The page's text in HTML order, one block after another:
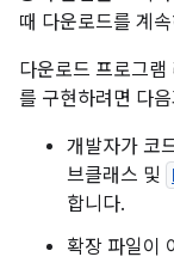
때 다운로드를 계
다운로드 프로그
를 구현하려면 다
개발자가 코
브클래스 및
합니다.
확장 파일이